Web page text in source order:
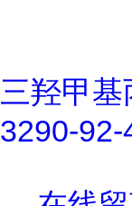
三羟甲
3290-92-